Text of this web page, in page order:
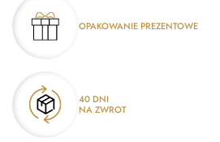
OPAKOWANIE PREZENTOWE
40 DNI
NA ZWROT